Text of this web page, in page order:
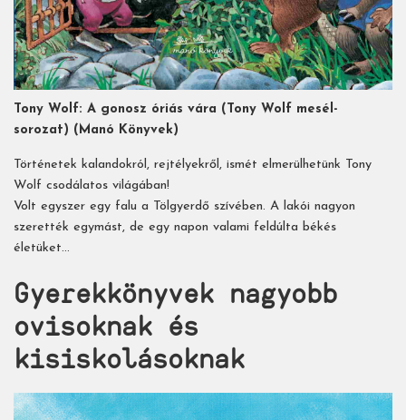
Tony Wolf: A gonosz óriás vára (Tony Wolf mesél-
sorozat) (Manó Könyvek)
Történetek kalandokról, rejtélyekről, ismét elmerülhetünk Tony
Wolf csodálatos világában!
Volt egyszer egy falu a Tölgyerdő szívében. A lakói nagyon
szerették egymást, de egy napon valami feldúlta békés
életüket…
Gyerekkönyvek nagyobb
ovisoknak és
kisiskolásoknak